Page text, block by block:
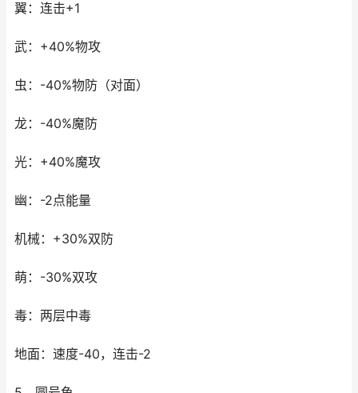
翼：连击+1
武：+40%物攻
虫：-40%物防（对面）
龙：-40%魔防
光：+40%魔攻
幽：-2点能量
机械：+30%双防
萌：-30%双攻
毒：两层中毒
地面：速度-40，连击-2